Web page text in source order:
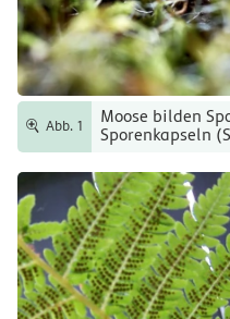
Abb. 1
Moose bilden
Sporenkapseln